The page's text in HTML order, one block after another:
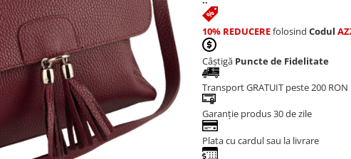
10% REDUCEREfolosind Codul
Câștigă Puncte de Fidelitate
Transport GRATUIT peste 200 RON
Garanție produs 30 de zile
Plata cu cardul sau la livrare